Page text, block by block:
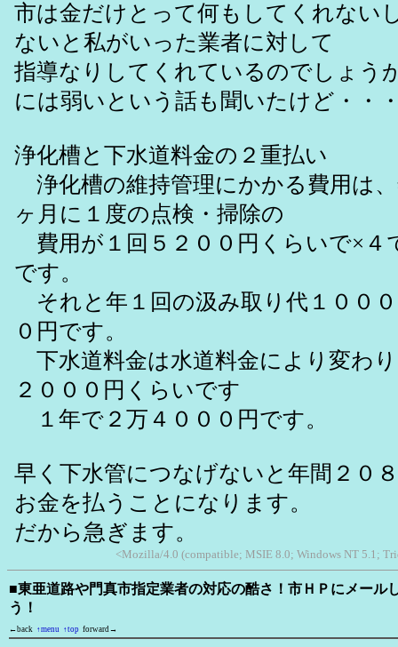
市は金だけとって何もしてくれない
ないと私がいった業者に対して
指導なりしてくれているのでしょう
には弱いという話も聞いたけど・・
浄化槽と下水道料金の２重払い
浄化槽の維持管理にかかる費用は
ヶ月に１度の点検・掃除の
費用が１回５２００円くらいで×４
です。
それと年１回の汲み取り代１００
０円です。
下水道料金は水道料金により変わ
２０００円くらいです
１年で２万４０００円です。
早く下水管につなげないと年間２０
お金を払うことになります。
だから急ぎます。
<Mozilla/4.0 (compatible; MSIE 8.0; Windows NT 5.1;
■東亜道路や門真市指定業者の対応の酷さ！市ＨＰにメール
う！
←back ↑menu ↑top forward→